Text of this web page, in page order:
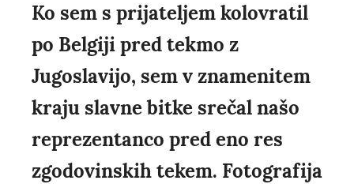
Ko sem s prijateljem kolovratil
po Belgiji pred tekmo z
Jugoslavijo, sem v znamenitem
kraju slavne bitke srečal našo
reprezentanco pred eno res
zgodovinskih tekem. Fotografija